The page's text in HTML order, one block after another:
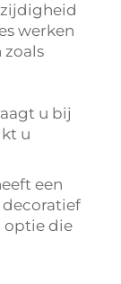
werken
u bij
u
een
decoratief
optie die